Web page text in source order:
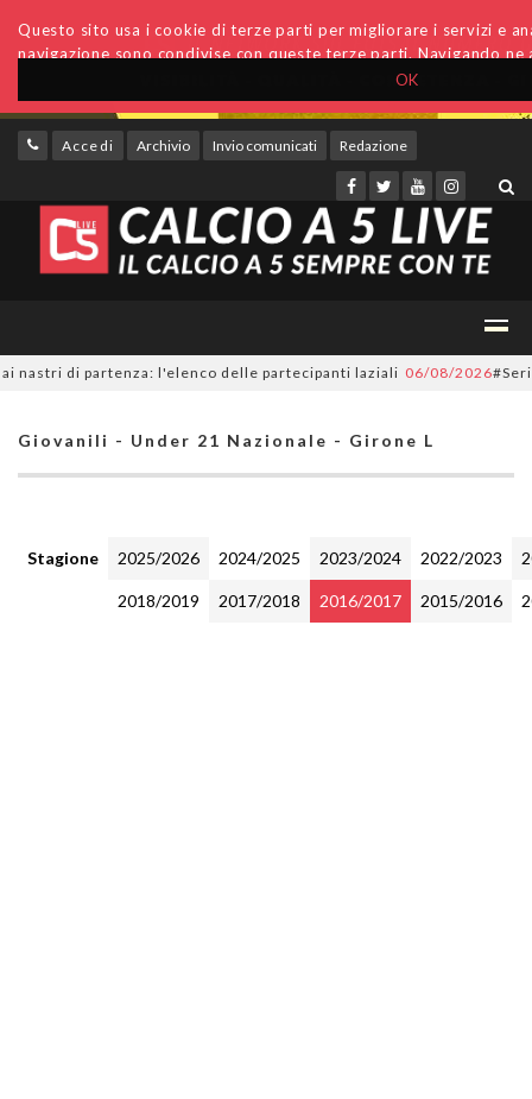
OK
Questo sito usa i cookie di terze parti per migliorare i servizi e
navigazione sono condivise con queste terze parti. Navigando
Accedi Archivio Invio comunicati Redazione
di partenza: l'elenco delle partecipanti laziali 06/08/2026
Giovanili - Under 21 Nazionale - Girone L
Stagione 2025/2026 2024/2025 2023/2024 2022/2023
2018/2019 2017/2018 2016/2017 2015/2016